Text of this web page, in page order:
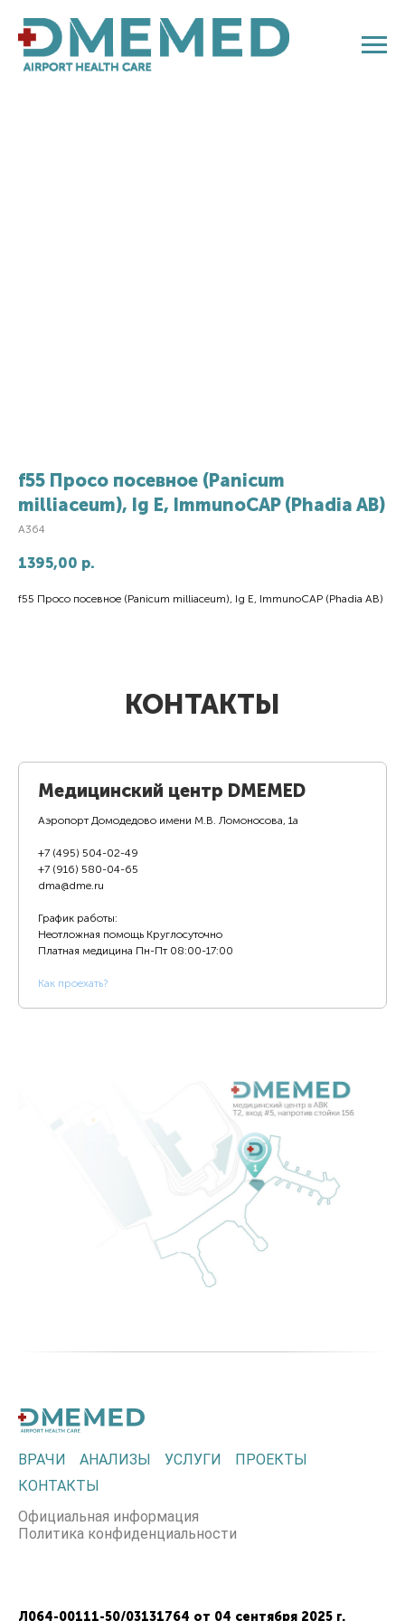
f55 Просо посевное (Panicum
milliaceum), Ig E, ImmunoCAP (Phadia AB)
A364
1395,00 р.
f55 Просо посевное (Panicum milliaceum), Ig E, ImmunoCAP (Phadia AB)
КОНТАКТЫ
Медицинский центр DMEMED
Аэропорт Домодедово имени М.В. Ломоносова, 1а
+7 (495) 504-02-49
+7 (916) 580-04-65
dma@dme.ru
График работы:
Неотложная помощь Круглосуточно
Платная медицина Пн-Пт 08:00-17:00
Как проехать?
ВРАЧИ АНАЛИЗЫ УСЛУГИ
ПРОЕКТЫ
КОНТАКТЫ
Официальная информация
Политика конфиденциальности
Л064-00111-50/03131764 от 04 сентября 2025 г.